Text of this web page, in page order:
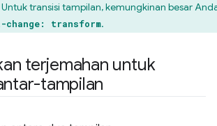
transisi tampilan, kemungkinan besar
transform.
terjemahan untuk
tampilan